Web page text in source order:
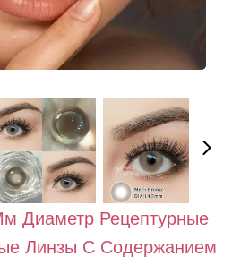
Диаметр Рецептурные
Линзы С Содержанием